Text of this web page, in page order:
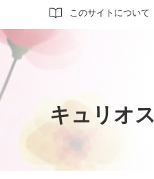
このサイトについて
サイト内検索
キュリオス